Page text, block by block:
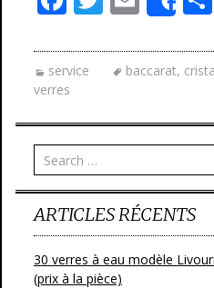
e
b
o
o
k
itt
er
m
ai
l
service baccarat,
verres
ARTICLES RÉCENTS
30 verres à eau modèle
(prix à la pièce)